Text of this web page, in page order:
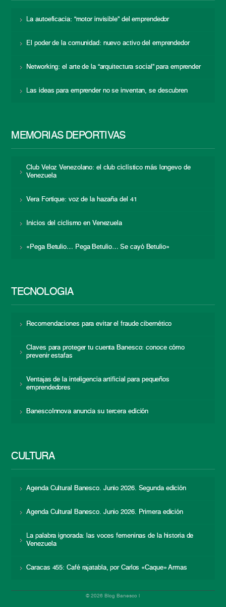
La autoeficacia: “motor invisible” del emprendedor
El poder de la comunidad: nuevo activo del emprendedor
Networking: el arte de la “arquitectura social” para emprender
Las ideas para emprender no se inventan, se descubren
MEMORIAS DEPORTIVAS
Club Veloz Venezolano: el club ciclístico más longevo de
Venezuela
Vera Fortique: voz de la hazaña del 41
Inicios del ciclismo en Venezuela
«Pega Betulio… Pega Betulio… Se cayó Betulio»
TECNOLOGÍA
Recomendaciones para evitar el fraude cibernético
Claves para proteger tu cuenta Banesco: conoce cómo
prevenir estafas
Ventajas de la inteligencia artificial para pequeños
emprendedores
BanescoInnova anuncia su tercera edición
CULTURA
Agenda Cultural Banesco. Junio 2026. Segunda edición
Agenda Cultural Banesco. Junio 2026. Primera edición
La palabra ignorada: las voces femeninas de la historia de
Venezuela
Caracas 455: Café rajatabla, por Carlos «Caque» Armas
© 2026 Blog Banesco |